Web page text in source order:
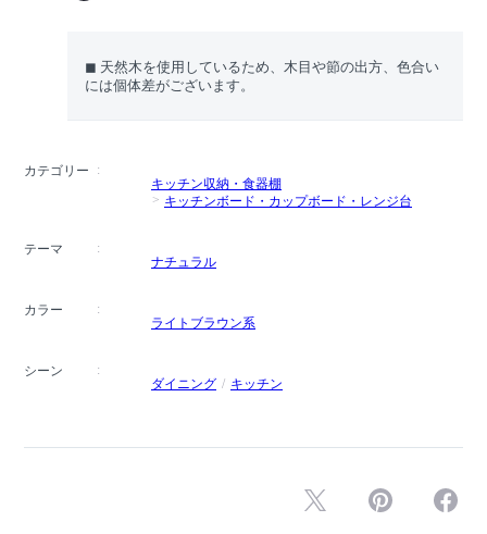
◼︎ 天然木を使用しているため、木目や節の出方、色合い
には個体差がございます。
カテゴリー
キッチン収納・食器棚
キッチンボード・カップボード・レンジ台
テーマ
ナチュラル
カラー
ライトブラウン系
シーン
ダイニング
キッチン